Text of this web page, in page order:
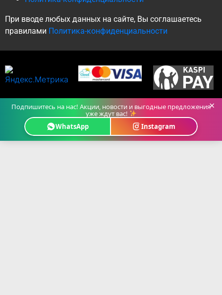
При вводе любых данных на сайте, Вы соглашаетесь
правилами Политика-конфиденциальности
Подпишитесь на нас! Акции, новости и выгодные предложения
уже ждут вас!
WhatsApp
Instagram
×